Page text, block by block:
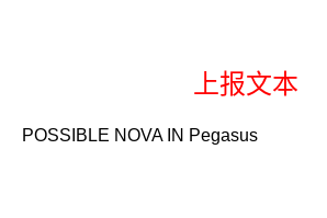
上报文本
POSSIBLE NOVA IN Pegasus